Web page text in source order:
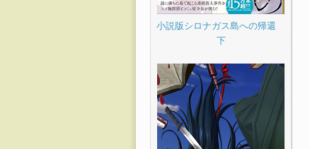
小説版シロナガス島への帰還
下